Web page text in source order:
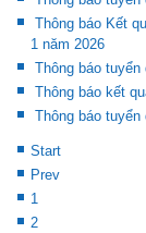
Thông báo Kết
1 năm 2026
Thông báo
Thông báo kết
Thông báo
Start
Prev
1
2